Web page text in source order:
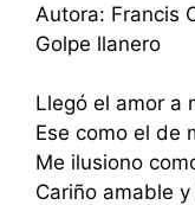
Autora: Francis
Golpe llanero
Llegó el amor a
Ese como el de
Me ilusiono
Cariño amable